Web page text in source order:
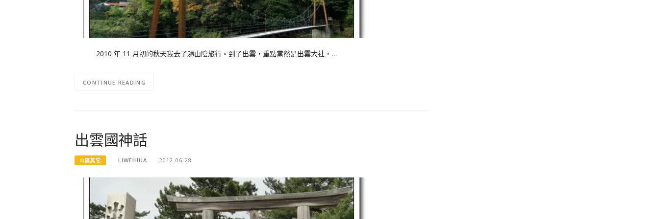
2010 年 11 月初的秋天我去了趟山陰旅行。到了出雲，重點當然是出雲大社，…
CONTINUE READING
出雲國神話
山陰其它 LIWEIHUA 2012-06-28